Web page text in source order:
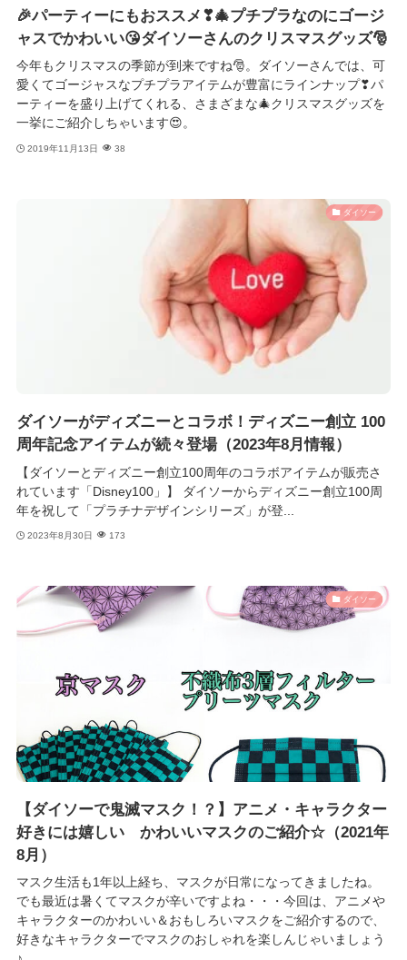
🎉パーティーにもおススメ❣🎄プチプラなのにゴージ
ャスでかわいい😘ダイソーさんのクリスマスグッズ🎅
今年もクリスマスの季節が到来ですね🎅。ダイソーさんでは、可
愛くてゴージャスなプチプラアイテムが豊富にラインナップ❣パ
ーティーを盛り上げてくれる、さまざまな🎄クリスマスグッズを
一挙にご紹介しちゃいます😍。
2019年11月13日 38
ダイソー
ダイソーがディズニーとコラボ！ディズニー創立 100
周年記念アイテムが続々登場（2023年8月情報）
【ダイソーとディズニー創立100周年のコラボアイテムが販売さ
れています「Disney100」】 ダイソーからディズニー創立100周
年を祝して「プラチナデザインシリーズ」が登...
2023年8月30日 173
ダイソー
【ダイソーで鬼滅マスク！？】アニメ・キャラクター
好きには嬉しい かわいいマスクのご紹介☆（2021年
8月）
マスク生活も1年以上経ち、マスクが日常になってきましたね。
でも最近は暑くてマスクが辛いですよね・・・今回は、アニメや
キャラクターのかわいい＆おもしろいマスクをご紹介するので、
好きなキャラクターでマスクのおしゃれを楽しんじゃいましょう